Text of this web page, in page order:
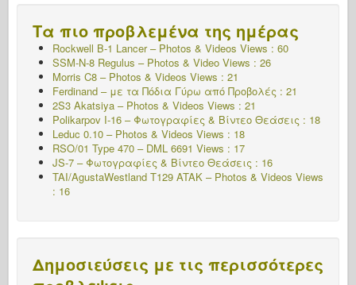
Τα πιο προβλεμένα της ημέρας
Rockwell B-1 Lancer – Photos & Videos Views : 60
SSM-N-8 Regulus – Photos & Video Views : 26
Morris C8 – Photos & Videos Views : 21
Ferdinand – με τα Πόδια Γύρω από Προβολές : 21
2S3 Akatsiya – Photos & Videos Views : 21
Polikarpov I-16 – Φωτογραφίες & Βίντεο Θεάσεις : 18
Leduc 0.10 – Photos & Videos Views : 18
RSO/01 Type 470 – DML 6691 Views : 17
JS-7 – Φωτογραφίες & Βίντεο Θεάσεις : 16
TAI/AgustaWestland T129 ATAK – Photos & Videos Views
: 16
Δημοσιεύσεις με τις περισσότερες